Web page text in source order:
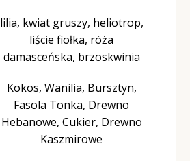
lilia, kwiat gruszy, heliotrop,
liście fiołka, róża
damasceńska, brzoskwinia
Kokos, Wanilia, Bursztyn,
Fasola Tonka, Drewno
Hebanowe, Cukier, Drewno
Kaszmirowe